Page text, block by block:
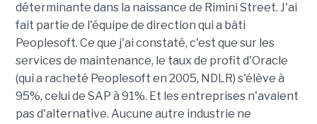
déterminante dans la naissance de Rimini Street. J'ai
fait partie de l'équipe de direction qui a bâti
Peoplesoft. Ce que j'ai constaté, c'est que sur les
services de maintenance, le taux de profit d'Oracle
(qui a racheté Peoplesoft en 2005, NDLR) s'élève à
95%, celui de SAP à 91%. Et les entreprises n'avaient
pas d'alternative. Aucune autre industrie ne